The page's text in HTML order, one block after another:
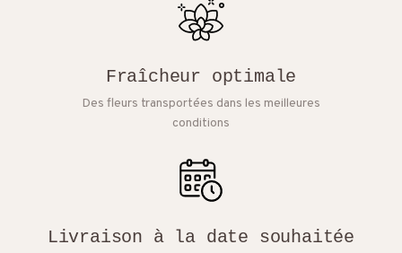
Fraîcheur optimale
Des fleurs transportées dans les meilleures
conditions
Livraison à la date souhaitée